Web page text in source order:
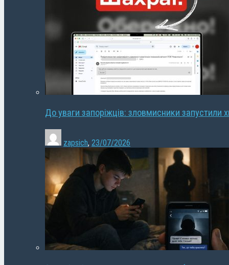
До уваги запоріжців: зловмисники запустили
zapsich, 23/07/2026